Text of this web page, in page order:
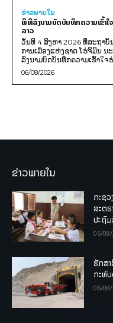
ຂ່າວພາຍ​ໃນ
ພິທີລົງນາມບົດບັນທຶກຄວາມເຂົ້າ
ລາວ
ວັນທີ 4 ສິງຫາ 2026 ທີ່ສະຖາ
ການເມືອງແຫ່ງຊາດ ໂຮ່ຈິມິນ
ລົງນາມບົດບັນທຶກຄວາມເຂົ້າໃຈ
06/08/2026
ຂ່າວພາຍໃນ
ກະຊ
ສະຕ
ປະຖົ
06/
ຮັກສ
ກະທົ
06/